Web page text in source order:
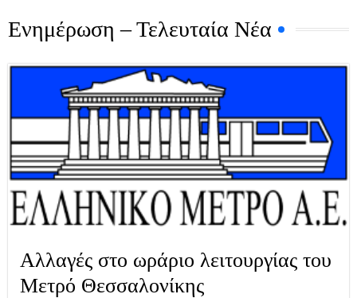
Ενημέρωση – Τελευταία Νέα
Αλλαγές στο ωράριο λειτουργίας του
Μετρό Θεσσαλονίκης